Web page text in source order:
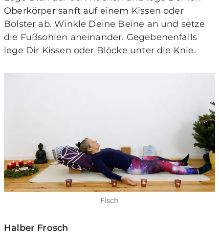
Oberkörper sanft auf einem Kissen oder
Bolster ab. Winkle Deine Beine an und setze
die Fußsohlen aneinander. Gegebenenfalls
lege Dir Kissen oder Blöcke unter die Knie.
Fisch
Halber Frosch